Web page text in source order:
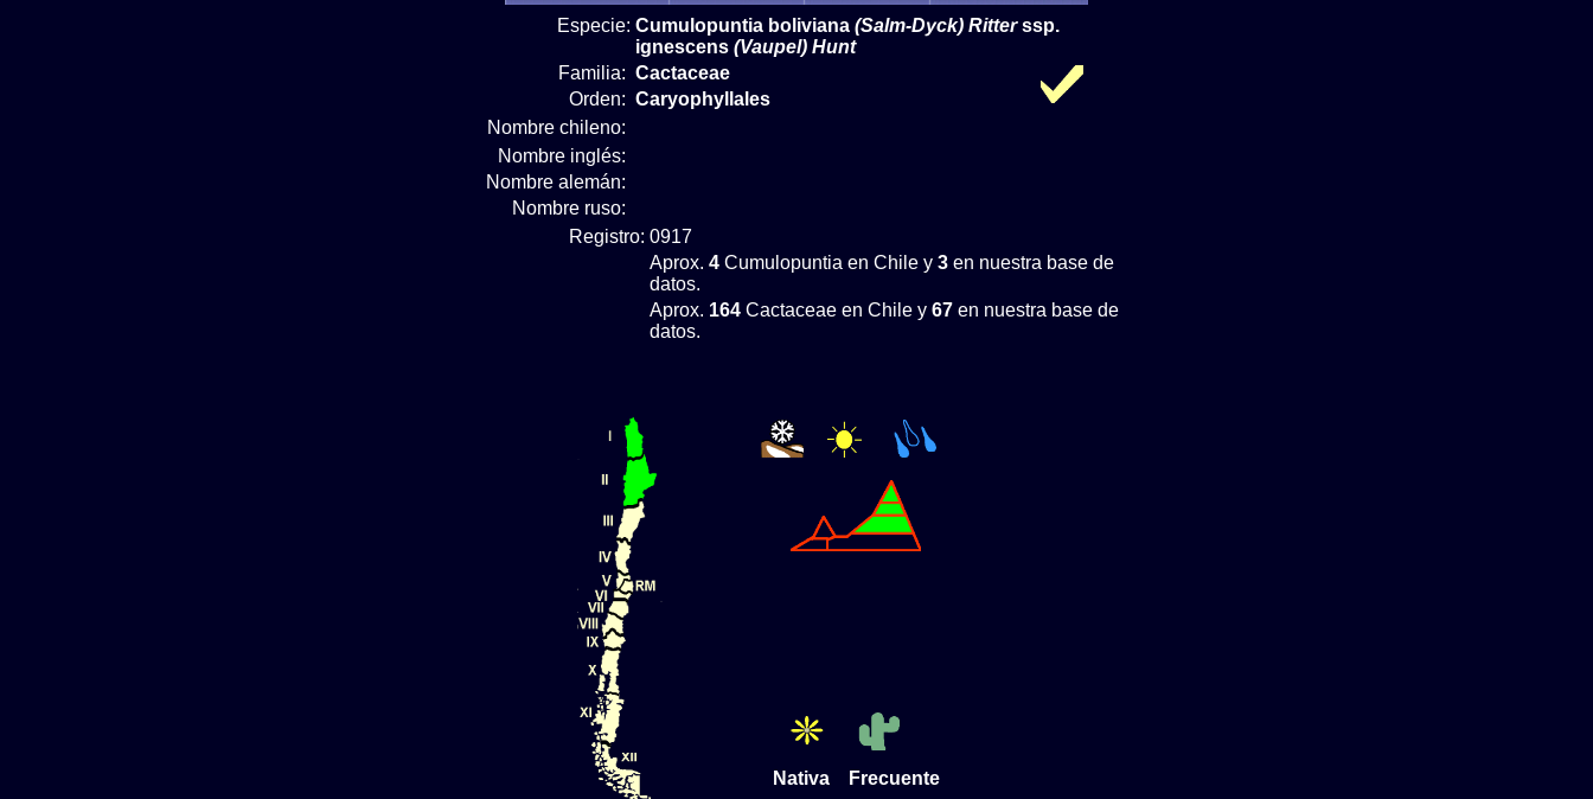
Especie: Cumulopuntia boliviana (Salm-Dyck) Ritterssp.
ignescens (Vaupel) Hunt
Familia: Cactaceae
Orden: Caryophyllales
Nombre chileno:
Nombre inglés:
Nombre alemán:
Nombre ruso:
Registro: 0917
Aprox. 4 Cumulopuntia en Chile y 3 en nuestra base de
datos.
Aprox. 164 Cactaceae en Chile y 67 en nuestra base de
datos.
Nativa Frecuente